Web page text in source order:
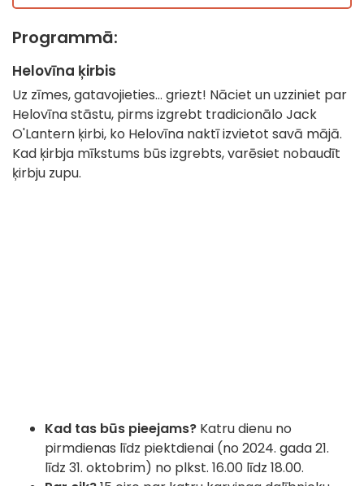
Programmā:
Helovīna ķirbis
Uz zīmes, gatavojieties... griezt! Nāciet un uzziniet par
Helovīna stāstu, pirms izgrebt tradicionālo Jack
O'Lantern ķirbi, ko Helovīna naktī izvietot savā mājā.
Kad ķirbja mīkstums būs izgrebts, varēsiet nobaudīt
ķirbju zupu.
Kad tas būs pieejams? Katru dienu no
pirmdienas līdz piektdienai (no 2024. gada 21.
līdz 31. oktobrim) no plkst. 16.00 līdz 18.00.